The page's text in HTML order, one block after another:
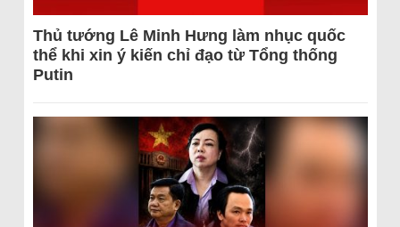
Thủ tướng Lê Minh Hưng làm nhục quốc
thể khi xin ý kiến chỉ đạo từ Tổng thống
Putin